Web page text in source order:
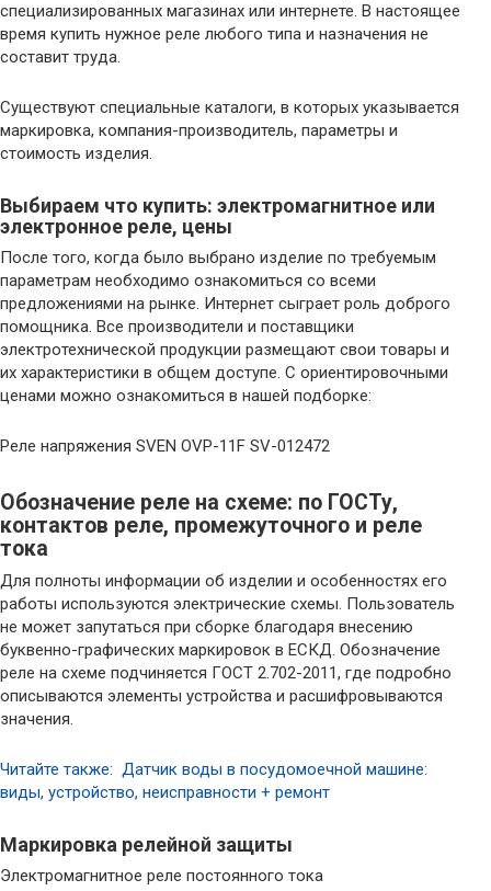
специализированных магазинах или интернете. В настоящее
время купить нужное реле любого типа и назначения не
составит труда.
Существуют специальные каталоги, в которых указывается
маркировка, компания-производитель, параметры и
стоимость изделия.
Выбираем что купить: электромагнитное или
электронное реле, цены
После того, когда было выбрано изделие по требуемым
параметрам необходимо ознакомиться со всеми
предложениями на рынке. Интернет сыграет роль доброго
помощника. Все производители и поставщики
электротехнической продукции размещают свои товары и
их характеристики в общем доступе. С ориентировочными
ценами можно ознакомиться в нашей подборке:
Реле напряжения SVEN OVP-11F SV-012472
Обозначение реле на схеме: по ГОСТу,
контактов реле, промежуточного и реле
тока
Для полноты информации об изделии и особенностях его
работы используются электрические схемы. Пользователь
не может запутаться при сборке благодаря внесению
буквенно-графических маркировок в ЕСКД. Обозначение
реле на схеме подчиняется ГОСТ 2.702-2011, где подробно
описываются элементы устройства и расшифровываются
значения.
Читайте также: Датчик воды в посудомоечной машине:
виды, устройство, неисправности + ремонт
Маркировка релейной защиты
Электромагнитное реле постоянного тока